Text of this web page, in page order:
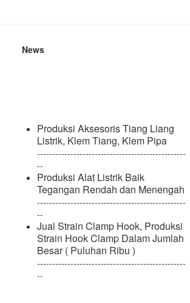
News
Tegangan Rendah dan Menengah
-------------------------------------------------
--
Jual Strain Clamp Hook, Produksi
Strain Hook Clamp Dalam Jumlah
Besar ( Puluhan Ribu )
-------------------------------------------------
--